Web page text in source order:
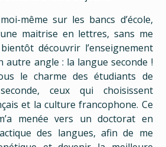
même sur les bancs d’école,
maitrise en lettres, sans me
découvrir l’enseignement
autre angle : la langue seconde !
le charme des étudiants de
ceux qui choisissent
et la culture francophone. Ce
menée vers un doctorat en
des langues, afin de me